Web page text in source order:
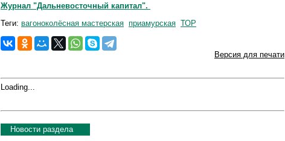
Журнал "Дальневосточный капитал".
Теги: вагоноколёсная мастерская приамурская ТОР
Версия для печати
Loading...
Новости раздела